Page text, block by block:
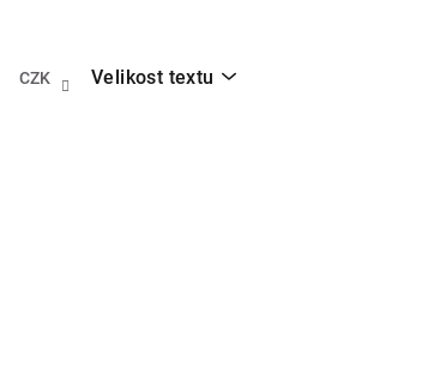
obsah
CZK Velikost textu